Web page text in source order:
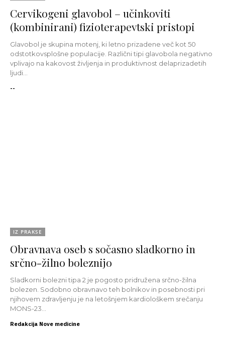
Cervikogeni glavobol – učinkoviti
(kombinirani) fizioterapevtski pristopi
Glavobol je skupina motenj, ki letno prizadene več kot 50
odstotkovsplošne populacije. Različni tipi glavobola negativno
vplivajo na kakovost življenja in produktivnost delaprizadetih
ljudi...
--
IZ PRAKSE
Obravnava oseb s sočasno sladkorno in
srčno-žilno boleznijo
Sladkorni bolezni tipa 2 je pogosto pridružena srčno-žilna
bolezen. Sodobno obravnavo teh bolnikov in posebnosti pri
njihovem zdravljenju je na letošnjem kardiološkem srečanju
MONS-23...
Redakcija Nove medicine